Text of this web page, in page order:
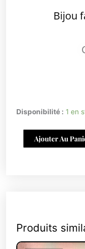
Bijou
Disponibilité : 1 en
quantité
COLLIER-
0044
Ajouter Au
Produits